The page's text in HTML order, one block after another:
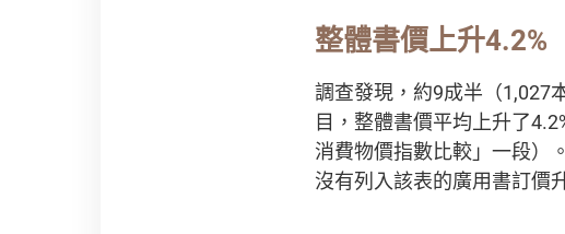
整體書價上升
調查發現，約9成半（1,027
目，整體書價平均上升了
消費物價指數比較」一段）
沒有列入該表的廣用書訂價